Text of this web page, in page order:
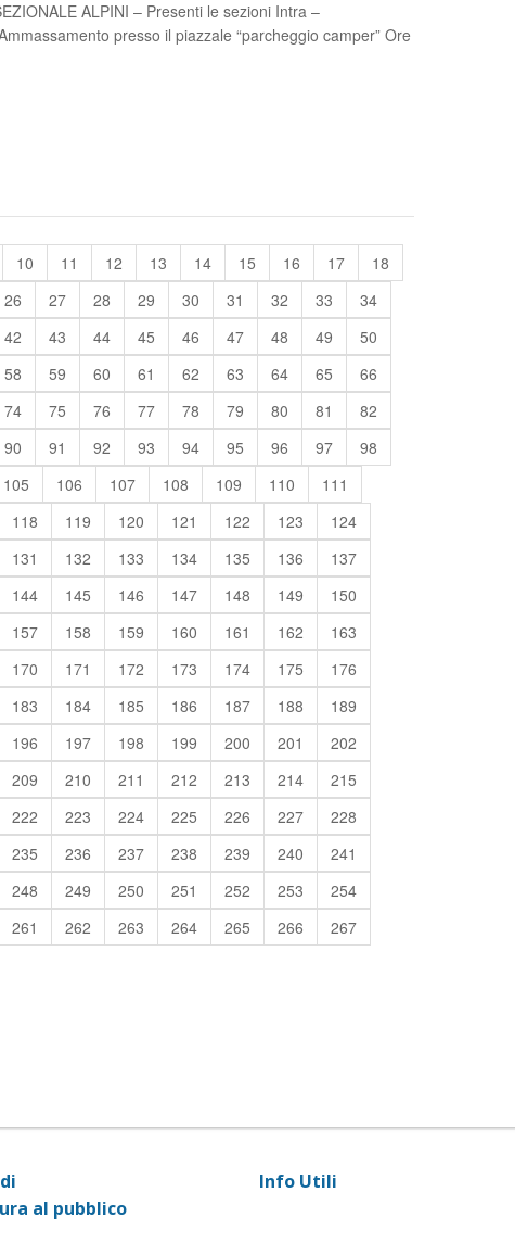
ALPINI – Presenti le sezioni Intra –
presso il piazzale “parcheggio camper” Ore
10 11 12 13 14 15 16 17
18
26 27 28 29 30 31 32 33
34
42 43 44 45 46 47 48 49
50
58 59 60 61 62 63 64 65
66
74 75 76 77 78 79 80 81
82
90 91 92 93 94 95 96 97
98
105 106 107 108 109 110
111
118 119 120 121 122 123
124
131 132 133 134 135 136
137
144 145 146 147 148 149
150
157 158 159 160 161 162
163
170 171 172 173 174 175
176
183 184 185 186 187 188
189
196 197 198 199 200 201
202
209 210 211 212 213 214
215
222 223 224 225 226 227
228
235 236 237 238 239 240
241
248 249 250 251 252 253
254
261 262 263 264 265 266
267
al pubblico
Info Utili